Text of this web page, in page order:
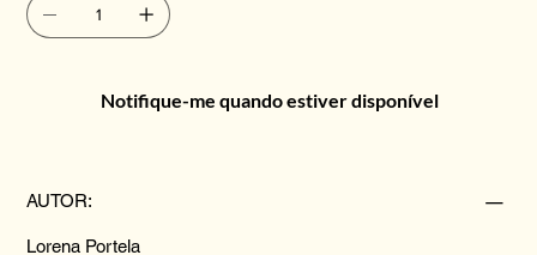
Notifique-me quando estiver disponível
AUTOR:
Lorena Portela